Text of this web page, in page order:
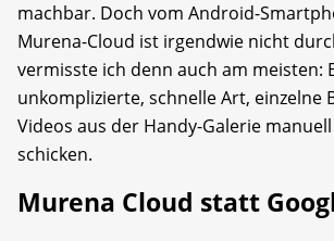
machbar. Doch vom Android-
Murena-Cloud ist irgendwie nicht
vermisste ich denn auch am meisten:
unkomplizierte, schnelle Art, einzelne
Videos aus der Handy-Galerie
schicken.
Murena Cloud statt